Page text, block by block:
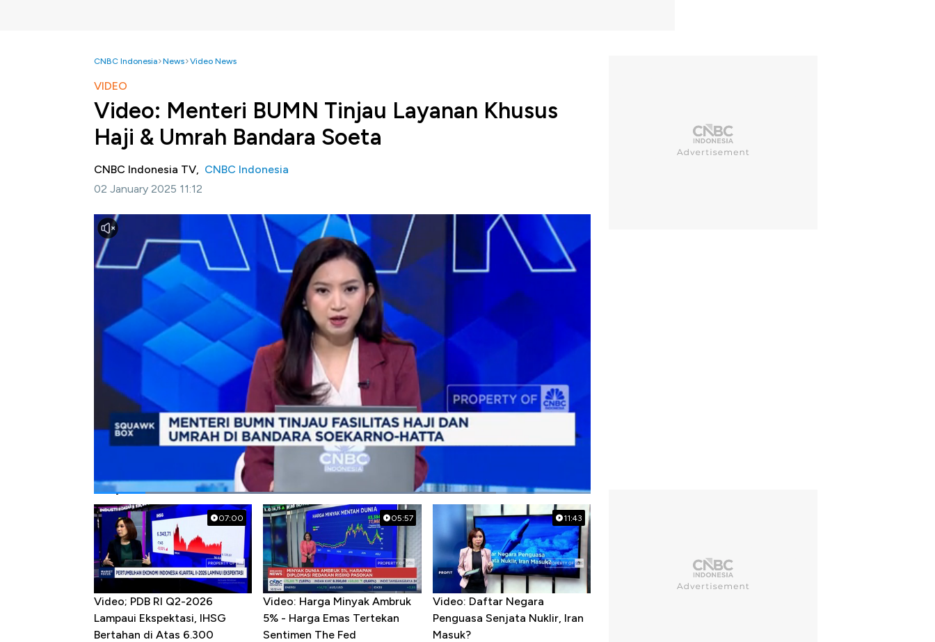
CNBC Indonesia News Video News
VIDEO
Video: Menteri BUMN Tinjau Layanan Khusus
Haji & Umrah Bandara Soeta
CNBC Indonesia TV, CNBC Indonesia
02 January 2025 11:12
Jakarta, CNBC Indonesia -Bandara Soekarno Hatta menyiapkan berbagai layanan khusus untuk
menunjang layanan bagi para jemaah Haji dan Umrah. Pemerintah menyiapkan terminal 2F, sebagai
lokasi khusus penerbangan Haji dan Umrah dengan koneksi langsung Jakarta - Jeddah.
Selengkapnya dalam program Squawk Box CNBC Indonesia (Kamis, 02/01/2025) berikut ini.
Bagikan:
#haji #umroh #bandara soetta
Popular Videos
07:00
Video; PDB RI Q2-2026
Lampaui Ekspektasi, IHSG
Bertahan di Atas 6.300
05:57
Video: Harga Minyak Ambruk
5% - Harga Emas Tertekan
Sentimen The Fed
11:43
Video: Daftar Negara
Penguasa Senjata Nuklir, Iran
Masuk?